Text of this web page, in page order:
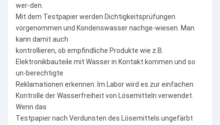
wer-den.
Mit dem Testpapier werden Dichtigkeitsprüfungen
vorgenommen und Kondenswasser nachge-wiesen. Man
kann damit auch
kontrollieren, ob empfindliche Produkte wie z.B.
Elektronikbauteile mit Wasser in Kontakt kommen und so
un-berechtigte
Reklamationen erkennen. Im Labor wird es zur einfachen
Kontrolle der Wasserfreiheit von Lösemitteln verwendet.
Wenn das
Testpapier nach Verdunsten des Lösemittels ungefärbt